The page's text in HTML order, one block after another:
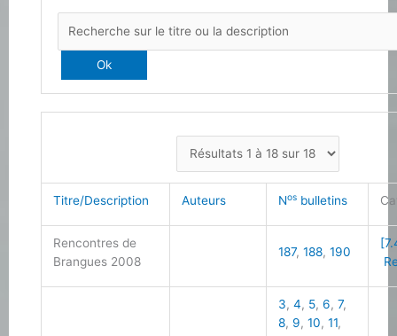
Titre/Description Auteurs Nos bulletins
Rencontres de
Brangues 2008
187,188,190
3,4, 5,6,7,
8, 9,10,11,